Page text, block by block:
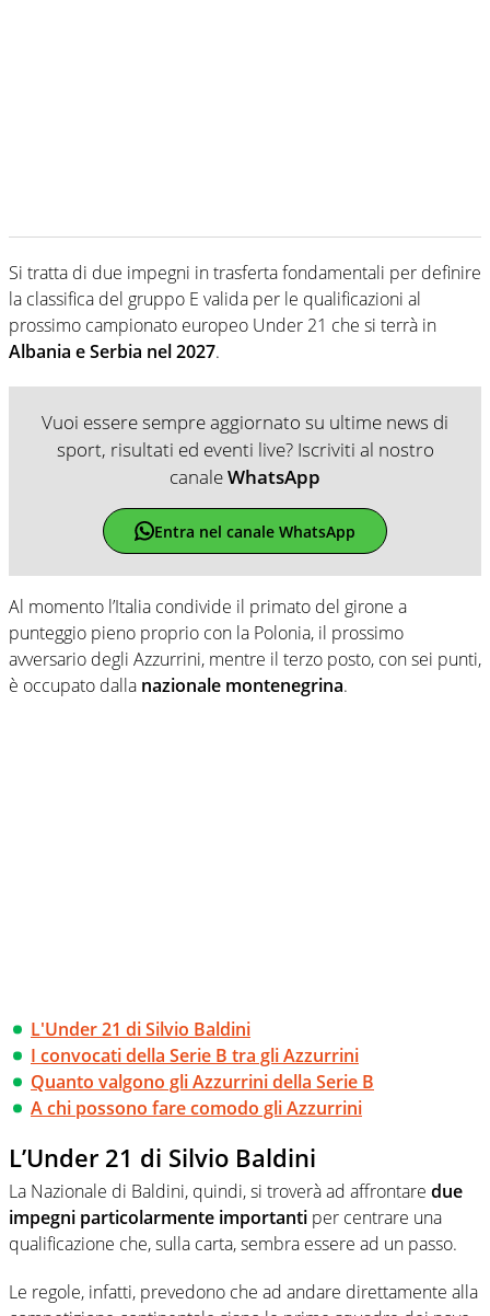
Si tratta di due impegni in trasferta fondamentali per definire
la classifica del gruppo E valida per le qualificazioni al
prossimo campionato europeo Under 21 che si terrà in
Albania e Serbia nel 2027.
Vuoi essere sempre aggiornato su ultime news di
sport, risultati ed eventi live? Iscriviti al nostro
canaleWhatsApp
Entra nel canale WhatsApp
Al momento l’Italia condivide il primato del girone a
punteggio pieno proprio con la Polonia, il prossimo
avversario degli Azzurrini, mentre il terzo posto, con sei punti,
è occupato dalla nazionale montenegrina.
L'Under 21 di Silvio Baldini
I convocati della Serie B tra gli Azzurrini
Quanto valgono gli Azzurrini della Serie B
A chi possono fare comodo gli Azzurrini
L’Under 21 di Silvio Baldini
La Nazionale di Baldini, quindi, si troverà ad affrontare due
impegni particolarmente importanti per centrare una
qualificazione che, sulla carta, sembra essere ad un passo.
Le regole, infatti, prevedono che ad andare direttamente alla